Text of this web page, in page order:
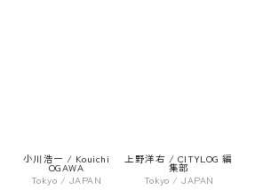
小川浩一 / Kouichi
OGAWA
Tokyo / JAPAN
上野洋右 / CITYLOG 編
集部
Tokyo / JAPAN